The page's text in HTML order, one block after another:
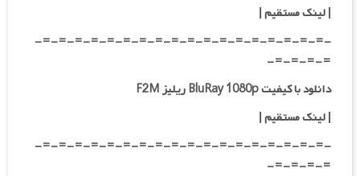
|لینک مستقیم|
-=-=-=-=-=-=-=-=-=-=-=-=-=-=-=-=-=-=-
=-=-=-=-
دانلود با کیفیت BluRay 1080p ریلیز F2M
|لینک مستقیم|
-=-=-=-=-=-=-=-=-=-=-=-=-=-=-=-=-=-=-
=-=-=-=-